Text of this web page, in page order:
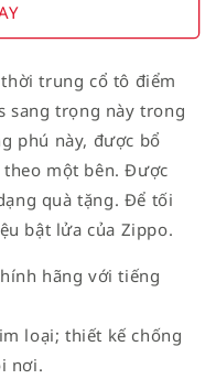
trung cổ tô điểm
sang trọng này trong
phú này, được bổ
một bên. Được
quà tặng. Để tối
bật lửa của Zippo.
hãng với tiếng
loại; thiết kế chống
nơi.